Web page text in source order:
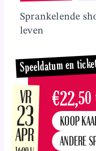
Overslaan en naar inhoud
Sprankelende
leven
VR
23
APR
Speeldatum en
€22,50
KOOP
ANDERE